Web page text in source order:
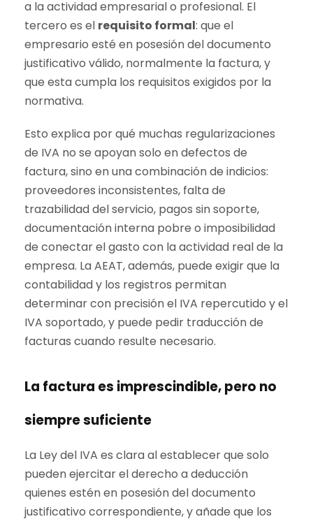
a la actividad empresarial o profesional. El
tercero es el requisito formal: que el
empresario esté en posesión del documento
justificativo válido, normalmente la factura, y
que esta cumpla los requisitos exigidos por la
normativa.
Esto explica por qué muchas regularizaciones
de IVA no se apoyan solo en defectos de
factura, sino en una combinación de indicios:
proveedores inconsistentes, falta de
trazabilidad del servicio, pagos sin soporte,
documentación interna pobre o imposibilidad
de conectar el gasto con la actividad real de la
empresa. La AEAT, además, puede exigir que la
contabilidad y los registros permitan
determinar con precisión el IVA repercutido y el
IVA soportado, y puede pedir traducción de
facturas cuando resulte necesario.
La factura es imprescindible, pero no
siempre suficiente
La Ley del IVA es clara al establecer que solo
pueden ejercitar el derecho a deducción
quienes estén en posesión del documento
justificativo correspondiente, y añade que los